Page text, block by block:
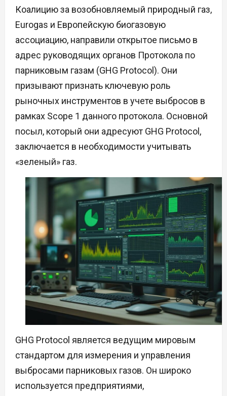
Коалицию за возобновляемый природный газ,
Eurogas и Европейскую биогазовую
ассоциацию, направили открытое письмо в
адрес руководящих органов Протокола по
парниковым газам (GHG Protocol). Они
призывают признать ключевую роль
рыночных инструментов в учете выбросов в
рамках Scope 1 данного протокола. Основной
посыл, который они адресуют GHG Protocol,
заключается в необходимости учитывать
«зеленый» газ.
GHG Protocol является ведущим мировым
стандартом для измерения и управления
выбросами парниковых газов. Он широко
используется предприятиями,